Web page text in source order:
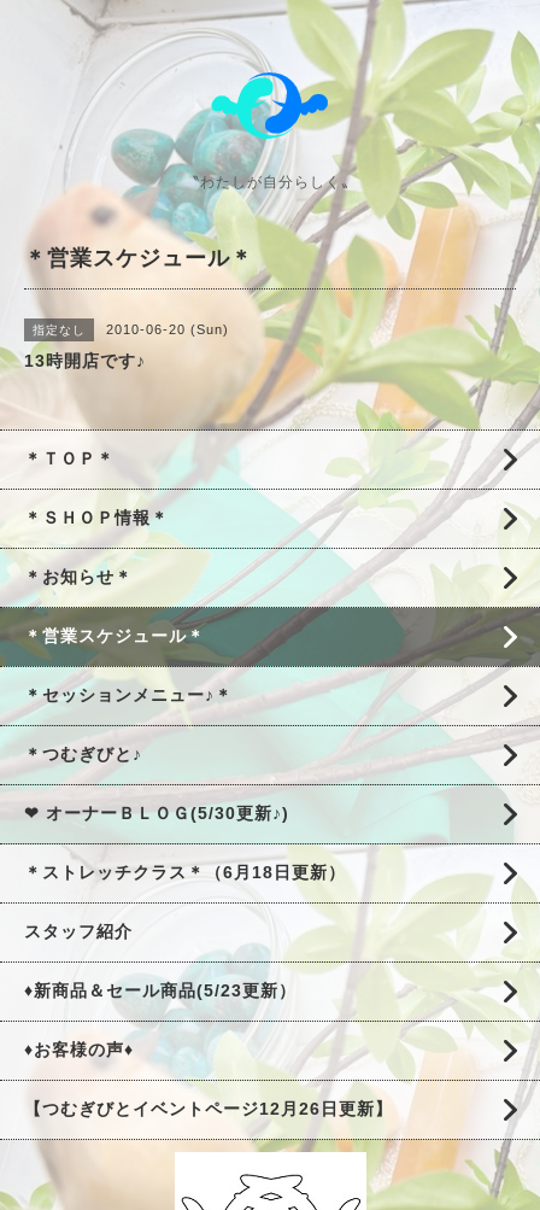
〝わたしが自分らしく〟
＊営業スケジュール＊
指定なし 2010-06-20 (Sun)
13時開店です♪
＊ＴＯＰ＊
＊ＳＨＯＰ情報＊
＊お知らせ＊
＊営業スケジュール＊
＊セッションメニュー♪＊
＊つむぎびと♪
❤ オーナーＢＬＯＧ(5/30更新♪)
＊ストレッチクラス＊（6月18日更新）
スタッフ紹介
♦新商品＆セール商品(5/23更新）
♦お客様の声♦
【つむぎびとイベントページ12月26日更新】